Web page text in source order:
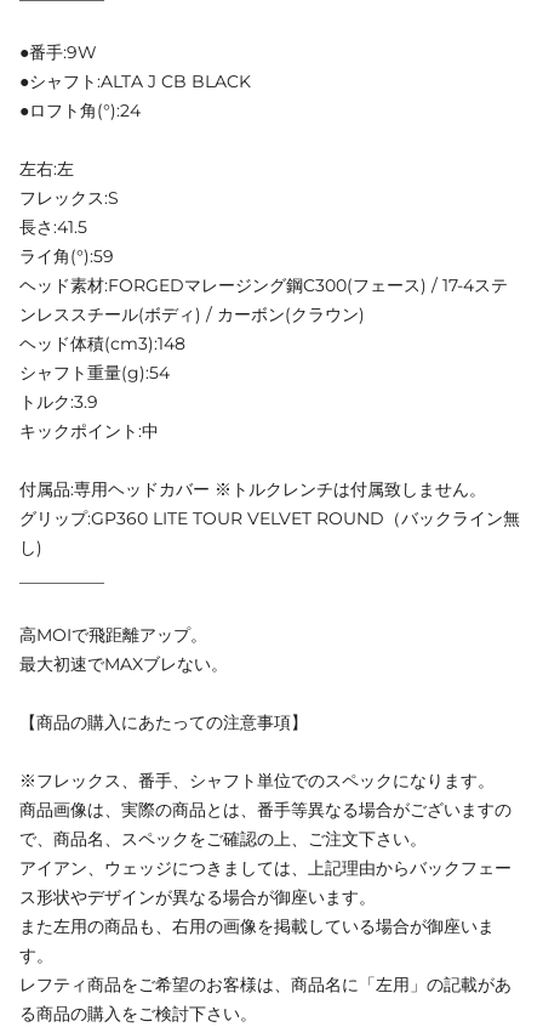
●番手:9W
●シャフト:ALTA J CB BLACK
●ロフト角(°):24
左右:左
フレックス:S
長さ:41.5
ライ角(°):59
ヘッド素材:FORGEDマレージング鋼C300(フェース) / 17-4ステ
ンレススチール(ボディ) / カーボン(クラウン)
ヘッド体積(cm3):148
シャフト重量(g):54
トルク:3.9
キックポイント:中
付属品:専用ヘッドカバー ※トルクレンチは付属致しません。
グリップ:GP360 LITE TOUR VELVET ROUND（バックライン無
し)
高MOIで飛距離アップ。
最大初速でMAXブレない。
【商品の購入にあたっての注意事項】
※フレックス、番手、シャフト単位でのスペックになります。
商品画像は、実際の商品とは、番手等異なる場合がございますの
で、商品名、スペックをご確認の上、ご注文下さい。
アイアン、ウェッジにつきましては、上記理由からバックフェー
ス形状やデザインが異なる場合が御座います。
また左用の商品も、右用の画像を掲載している場合が御座いま
す。
レフティ商品をご希望のお客様は、商品名に「左用」の記載があ
る商品の購入をご検討下さい。